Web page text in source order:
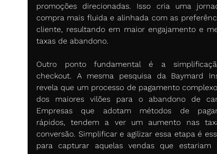
promoções direcionadas. Isso cria uma
compra mais fluida e alinhada com as
cliente, resultando em maior engajamento e
taxas de abandono.
Outro ponto fundamental é a
checkout. A mesma pesquisa da Baymard
revela que um processo de pagamento
dos maiores vilões para o abandono de
Empresas que adotam métodos de
rápidos, tendem a ver um aumento nas
conversão. Simplificar e agilizar essa etapa é
para capturar aquelas vendas que estariam